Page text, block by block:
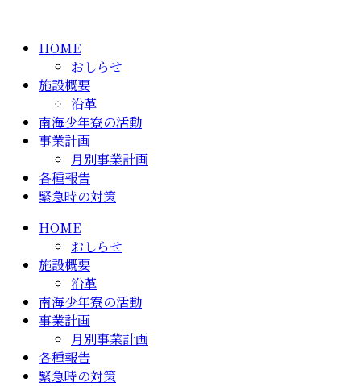
HOME
おしらせ
施設概要
沿革
南海少年寮の活動
事業計画
月別事業計画
各種報告
緊急時の対策
HOME
おしらせ
施設概要
沿革
南海少年寮の活動
事業計画
月別事業計画
各種報告
緊急時の対策